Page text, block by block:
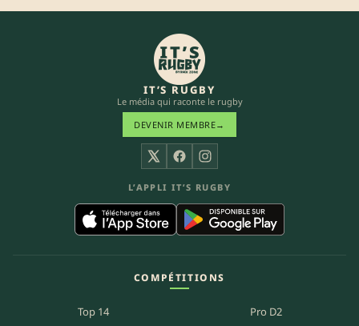
IT’S RUGBY
Le média qui raconte le rugby
DEVENIR MEMBRE→
X FacebookInstagram
L’APPLI IT’S RUGBY
COMPÉTITIONS
Top 14
Pro D2